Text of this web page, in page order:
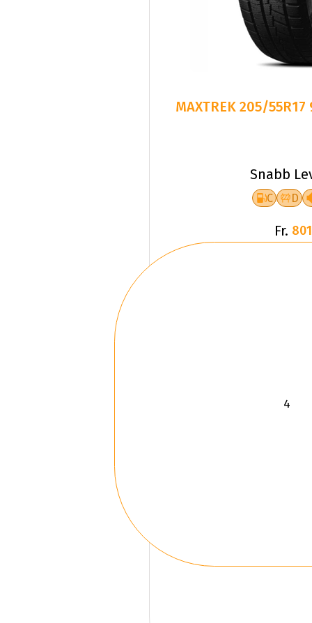
MAXTREK 205/55R17
Snabb
C D
Fr.